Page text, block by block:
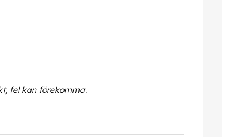
fel kan förekomma.